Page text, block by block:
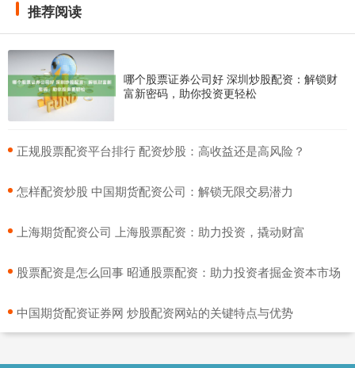
推荐阅读
哪个股票证券公司好 深圳炒股配资：解锁财
富新密码，助你投资更轻松
​正规股票配资平台排行 配资炒股：高收益还是高风险？
​怎样配资炒股 中国期货配资公司：解锁无限交易潜力
​上海期货配资公司 上海股票配资：助力投资，撬动财富
​股票配资是怎么回事 昭通股票配资：助力投资者掘金资本市场
​中国期货配资证券网 炒股配资网站的关键特点与优势